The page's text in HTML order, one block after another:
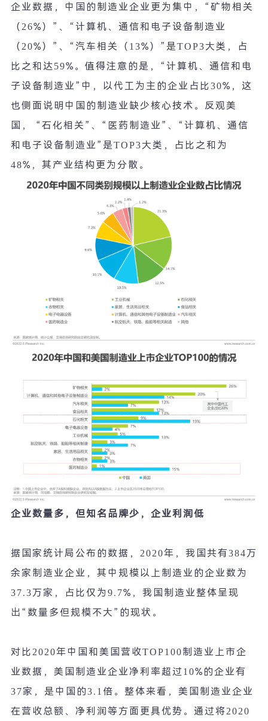
企业数据，中国的制造业企业更为集中， “矿物相关
（26%） ” 、 “计算机、通信和电子设备制造业
（20%） ” 、 “汽车相关（ 13%） ” 是TOP3大类，占
比之和达59% 。值得注意的是， “计算机、通信和电
子设备制造业” 中，以代工为主的企业占比30% ，这
也侧面说明中国的制造业缺少核心技术。反观美
国，
“石化相关 ” 、 “ 医药制造业” 、 “计算机、通信
和电子设备制造业” 是TOP3大类，占比之和为
48% ，其产业结构更为分散。
企业数量多，但知名品牌少，企业利润低
据国家统计局公布的数据， 2020年，我国共有384万
余家制造业企业，其中规模以上制造业的企业数为
37.3万家，占比仅为 9.7% ，我国制造业整体呈现
出 “ 数量多但规模不大 ” 的现状。
对比2020年中国和美国营收TOP100制造业上市企
业数据，美国制造业企业净利率超过 10%的企业有
37家，是中国的3.1 倍。整体来看，美国制造业企业
在营收总额、净利润等方面更具优势。通过将2020